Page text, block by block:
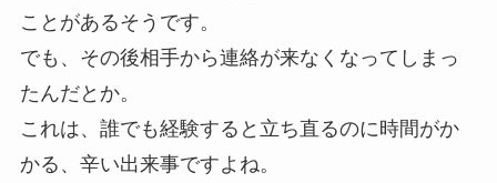
ことがあるそうです。
でも、その後相手から連絡が来なくなってしまっ
たんだとか。
これは、誰でも経験すると立ち直るのに時間がか
かる、辛い出来事ですよね。